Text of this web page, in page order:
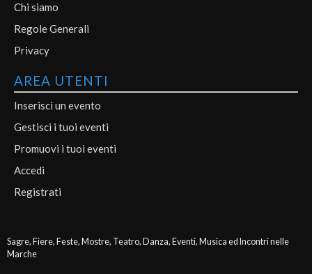
Chi siamo
Regole Generali
Privacy
AREA UTENTI
Inserisci un evento
Gestisci i tuoi eventi
Promuovi i tuoi eventi
Accedi
Registrati
Sagre, Fiere, Feste, Mostre, Teatro, Danza, Eventi, Musica ed Incontri nelle
Marche